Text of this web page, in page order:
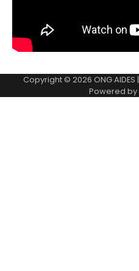
Copyright © 2026 ONG AIDES
Powered by